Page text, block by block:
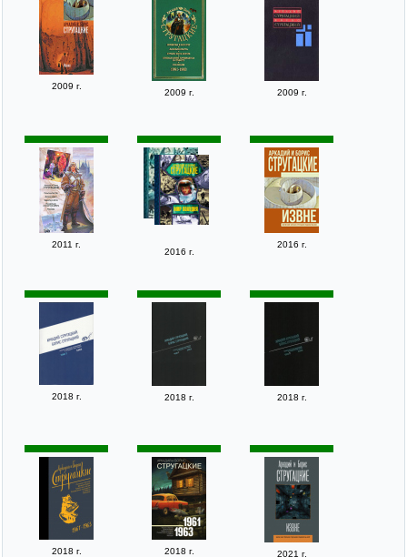
2009 г.
2009 г. 2009 г.
2011 г.
2016 г.
2016 г.
2018 г. 2018 г. 2018 г.
2018 г. 2018 г. 2021 г.